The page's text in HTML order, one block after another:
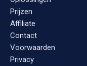
Prijzen
Affiliate
Contact
Voorwaarden
Privacy